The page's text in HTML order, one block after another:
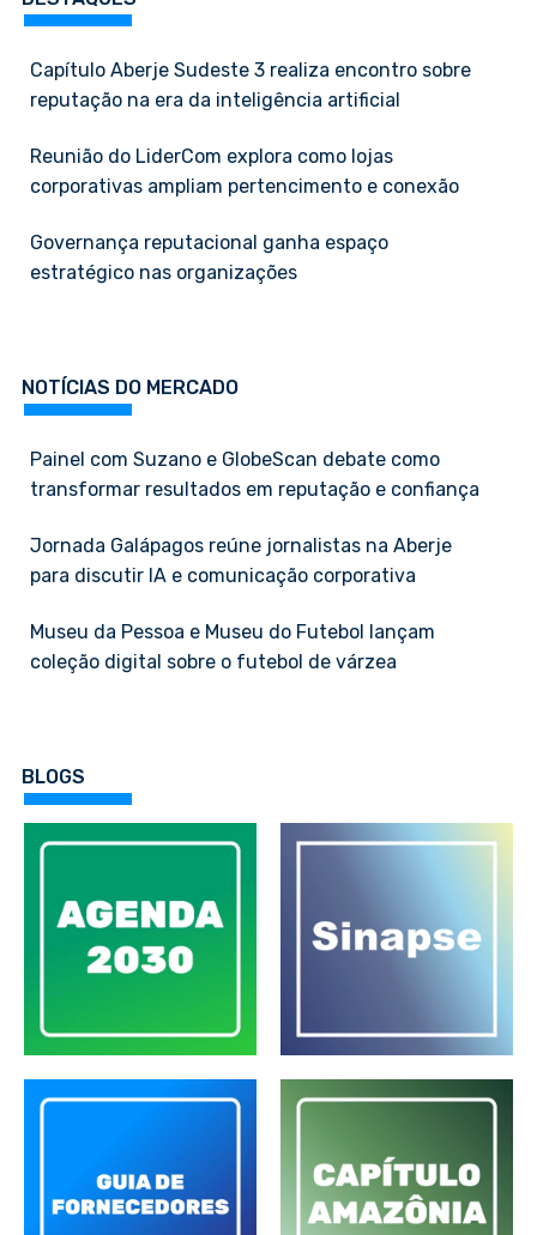
Capítulo Aberje Sudeste 3 realiza encontro sobre
reputação na era da inteligência artificial
Reunião do LiderCom explora como lojas
corporativas ampliam pertencimento e conexão
Governança reputacional ganha espaço
estratégico nas organizações
NOTÍCIAS DO MERCADO
Painel com Suzano e GlobeScan debate como
transformar resultados em reputação e confiança
Jornada Galápagos reúne jornalistas na Aberje
para discutir IA e comunicação corporativa
Museu da Pessoa e Museu do Futebol lançam
coleção digital sobre o futebol de várzea
BLOGS